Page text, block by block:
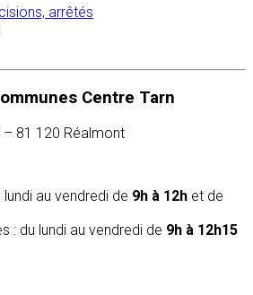
arrêtés
Centre Tarn
81 120 Réalmont
au vendredi de 9h à 12h et de
: du lundi au vendredi de 9h à 12h15